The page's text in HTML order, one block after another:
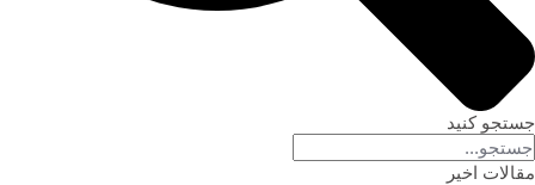
جستجو کنید
مقالات اخیر